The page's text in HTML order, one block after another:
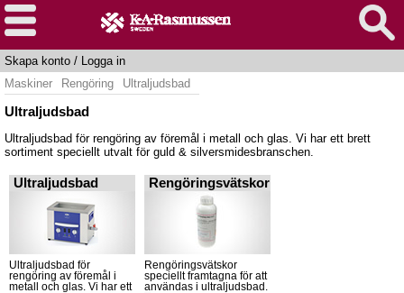
Skapa konto / Logga in
Maskiner
Rengöring Ultraljudsbad
Ultraljudsbad
Ultraljudsbad för rengöring av föremål i metall och glas. Vi har ett brett
sortiment speciellt utvalt för guld & silversmidesbranschen.
Ultraljudsbad
Ultraljudsbad för
rengöring av föremål i
metall och glas. Vi har ett
Rengöringsvätskor
Rengöringsvätskor
speciellt framtagna för att
användas i ultraljudsbad.